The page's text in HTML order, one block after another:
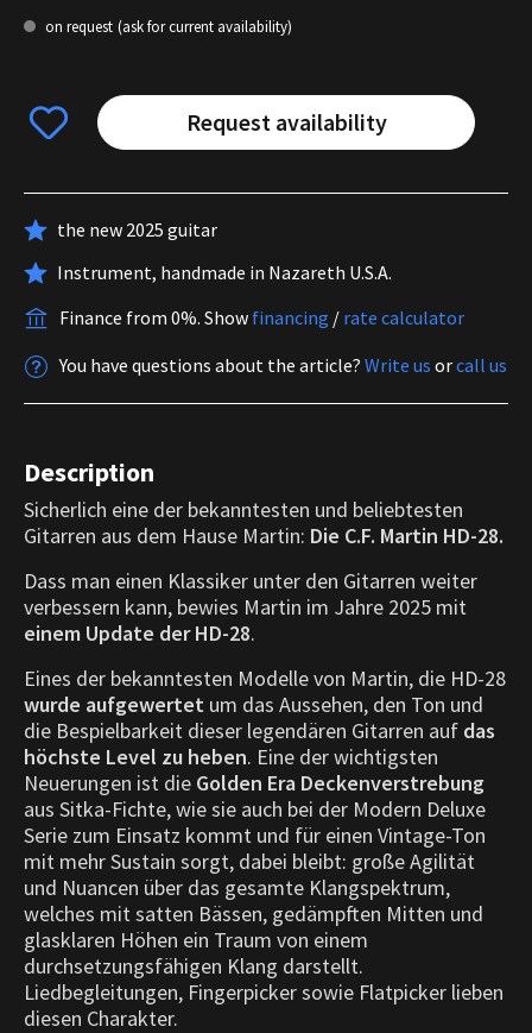
on request (ask for current availability)
Request availability
the new 2025 guitar
Instrument, handmade in Nazareth U.S.A.
Finance from 0%. Show financing / rate calculator
You have questions about the article? Write us orcall us
Description
Sicherlich eine der bekanntesten und beliebtesten
Gitarren aus dem Hause Martin: Die C.F. Martin HD-28.
Dass man einen Klassiker unter den Gitarren weiter
verbessern kann, bewies Martin im Jahre 2025 mit
einem Update der HD-28.
Eines der bekanntesten Modelle von Martin, die HD-28
wurde aufgewertet um das Aussehen, den Ton und
die Bespielbarkeit dieser legendären Gitarren auf das
höchste Level zu heben. Eine der wichtigsten
Neuerungen ist die Golden Era Deckenverstrebung
aus Sitka-Fichte, wie sie auch bei der Modern Deluxe
Serie zum Einsatz kommt und für einen Vintage-Ton
mit mehr Sustain sorgt, dabei bleibt: große Agilität
und Nuancen über das gesamte Klangspektrum,
welches mit satten Bässen, gedämpften Mitten und
glasklaren Höhen ein Traum von einem
durchsetzungsfähigen Klang darstellt.
Liedbegleitungen, Fingerpicker sowie Flatpicker lieben
diesen Charakter.